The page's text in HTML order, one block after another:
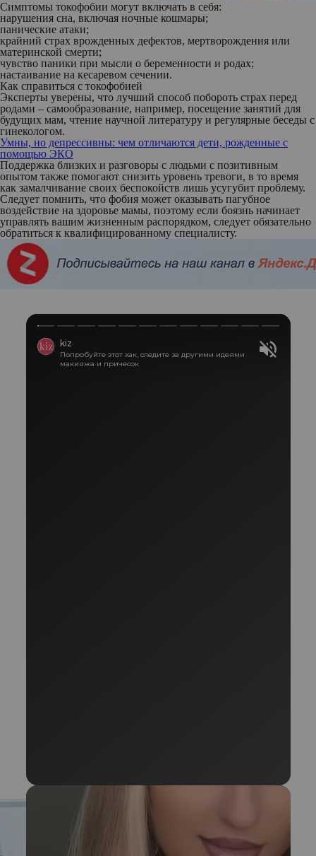
Симптомы токофобии могут включать в себя:
нарушения сна, включая ночные кошмары;
панические атаки;
крайний страх врожденных дефектов, мертворождения или
материнской смерти;
чувство паники при мысли о беременности и родах;
настаивание на кесаревом сечении.
Как справиться с токофобией
Эксперты уверены, что лучший способ побороть страх перед
родами – самообразование, например, посещение занятий для
будущих мам, чтение научной литературу и регулярные беседы с
гинекологом.
Умны, но депрессивны: чем отличаются дети, рожденные с
помощью ЭКО
Поддержка близких и разговоры с людьми с позитивным
опытом также помогают снизить уровень тревоги, в то время
как замалчивание своих беспокойств лишь усугубит проблему.
Следует помнить, что фобия может оказывать пагубное
воздействие на здоровье мамы, поэтому если боязнь начинает
управлять вашим жизненным распорядком, следует обязательно
обратиться к квалифицированному специалисту.